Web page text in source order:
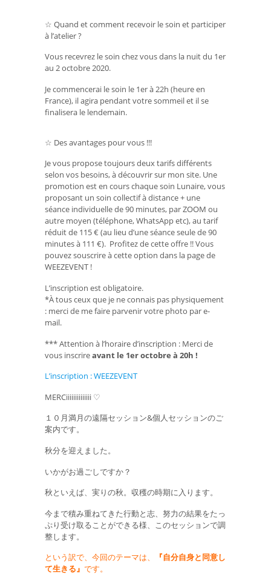
☆ Quand et comment recevoir le soin et participer
à l’atelier ?
Vous recevrez le soin chez vous dans la nuit du 1er
au 2 octobre 2020.
Je commencerai le soin le 1er à 22h (heure en
France), il agira pendant votre sommeil et il se
finalisera le lendemain.
☆ Des avantages pour vous !!!
Je vous propose toujours deux tarifs différents
selon vos besoins, à découvrir sur mon site. Une
promotion est en cours chaque soin Lunaire, vous
proposant un soin collectif à distance + une
séance individuelle de 90 minutes, par ZOOM ou
autre moyen (téléphone, WhatsApp etc), au tarif
réduit de 115 € (au lieu d’une séance seule de 90
minutes à 111 €). Profitez de cette offre !! Vous
pouvez souscrire à cette option dans la page de
WEEZEVENT !
L’inscription est obligatoire.
*À tous ceux que je ne connais pas physiquement
: merci de me faire parvenir votre photo par e-
mail.
*** Attention à l’horaire d’inscription : Merci de
vous inscrireavant le 1er octobre à 20h !
L’inscription : WEEZEVENT
MERCiiiiiiiiiiiiii ♡
１０月満月の遠隔セッション&個人セッションのご
案内です。
秋分を迎えました。
いかがお過ごしですか？
秋といえば、実りの秋。収穫の時期に入ります。
今まで積み重ねてきた行動と志、努力の結果をたっ
ぷり受け取ることができる様、このセッションで調
整します。
という訳で、今回のテーマは、
『自分自身と同意し
て生きる』 です。